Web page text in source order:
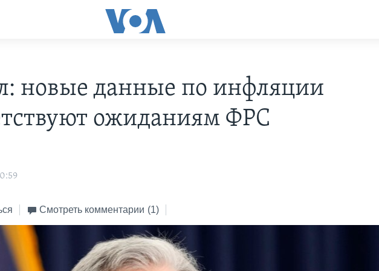
новые данные по инфляции
ожиданиям ФРС
Смотреть комментарии (1)